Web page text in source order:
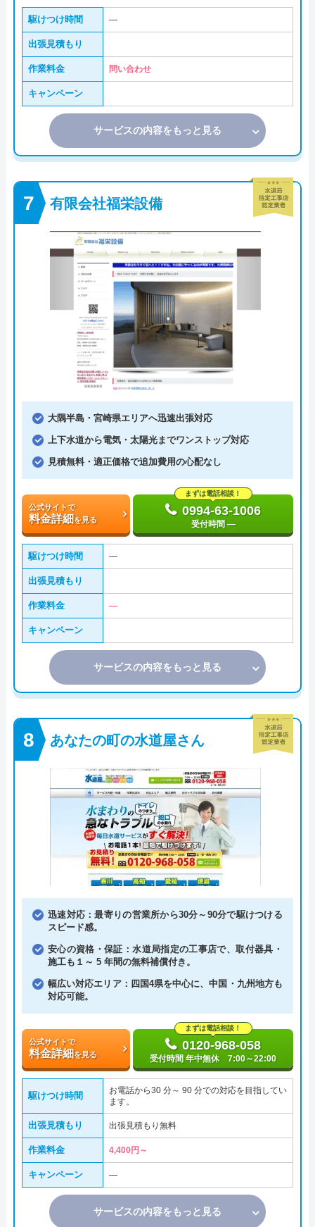
駆けつけ時間 ―
出張見積もり
作業料金 問い合わせ
キャンペーン
サービスの内容をもっと見る
有限会社福栄設備
大隅半島・宮崎県エリアへ迅速出張対応
上下水道から電気・太陽光までワンストップ対応
見積無料・適正価格で追加費用の心配なし
公式サイトで
料金詳細を見る
まずは電話相談！
0994-63-1006
受付時間 ―
駆けつけ時間 ―
出張見積もり
作業料金 ―
キャンペーン
サービスの内容をもっと見る
あなたの町の水道屋さん
迅速対応：最寄りの営業所から30分～90分で駆けつける
スピード感。
安心の資格・保証：水道局指定の工事店で、取付器具・
施工も１～ 5 年間の無料補償付き。
幅広い対応エリア：四国4県を中心に、中国・九州地方も
対応可能。
公式サイトで
料金詳細を見る
まずは電話相談！
0120-968-058
受付時間 年中無休 7:00～22:00
駆けつけ時間
お電話から30 分～ 90 分での対応を目指してい
ます。
出張見積もり 出張見積もり無料
作業料金 4,400円～
キャンペーン ―
サービスの内容をもっと見る